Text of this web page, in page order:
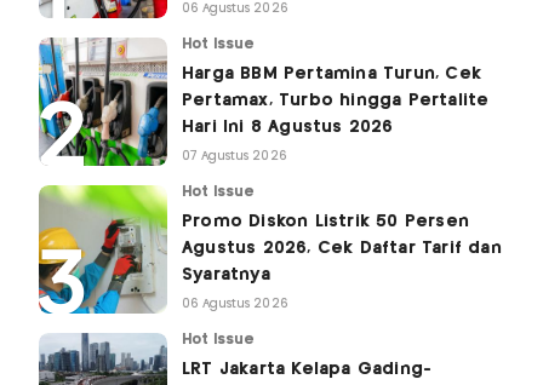
06 Agustus 2026
Hot Issue
Harga BBM Pertamina Turun, Cek
Pertamax, Turbo hingga Pertalite
Hari Ini 8 Agustus 2026
07 Agustus 2026
Hot Issue
Promo Diskon Listrik 50 Persen
Agustus 2026, Cek Daftar Tarif dan
Syaratnya
06 Agustus 2026
Hot Issue
LRT Jakarta Kelapa Gading-